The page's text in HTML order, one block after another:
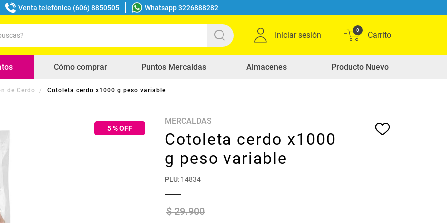
Venta telefónica (606) 8850505 Whatsapp 3226888282
Iniciar sesión
0
Cómo comprar Puntos Mercaldas Almacenes Producto Nuevo
de Cerdo Cotoleta cerdo x1000 g peso variable
5% OFF
MERCALDAS
Cotoleta cerdo x1000
g peso variable
PLU: 14834
$ 29.900
buscados